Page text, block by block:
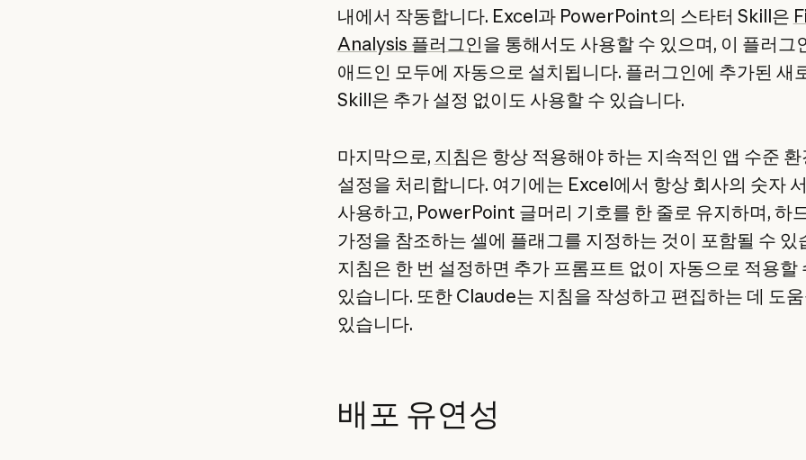
내에서 작동합니다. Excel과 PowerPoint의 스타터 Skill은
Analysis 플러그인을 통해서도 사용할 수 있으며, 이 플러그
애드인 모두에 자동으로 설치됩니다. 플러그인에 추가된 새
Skill은 추가 설정 없이도 사용할 수 있습니다.
마지막으로, 지침은 항상 적용해야 하는 지속적인 앱 수준 환
설정을 처리합니다. 여기에는 Excel에서 항상 회사의 숫자
사용하고, PowerPoint 글머리 기호를 한 줄로 유지하며, 하
가정을 참조하는 셀에 플래그를 지정하는 것이 포함될 수 있
지침은 한 번 설정하면 추가 프롬프트 없이 자동으로 적용할
있습니다. 또한 Claude는 지침을 작성하고 편집하는 데 도
있습니다.
배포 유연성